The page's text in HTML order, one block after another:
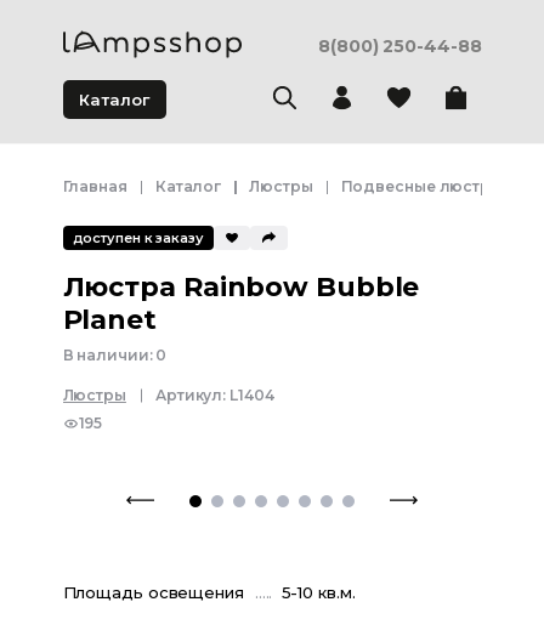
8(800) 250-44-88
Каталог
Главная Каталог Люстры Подвесные люстры
доступен к заказу
Люстра Rainbow Bubble
Planet
В наличии: 0
Люстры Артикул: L1404
195
Площадь освещения
5-10 кв.м.